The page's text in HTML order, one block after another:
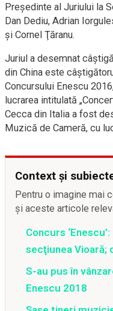
Preşedinte al Juriului la
Dan Dediu, Adrian
şi Cornel Ţăranu.
Juriul a desemnat
din China este
Concursului Enescu
lucrarea intitulată
Cecca din Italia a fost
Muzică de Cameră, cu
Context și
Pentru o imagine mai
și aceste articole
Concurs
secţiunea Vioară;
S-au pus în
Enescu 2018